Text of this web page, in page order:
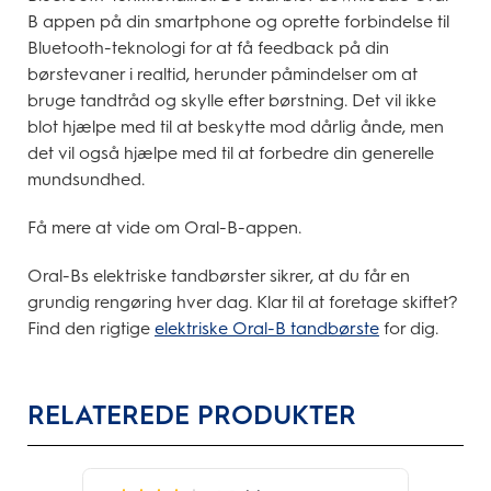
B appen på din smartphone og oprette forbindelse til
Bluetooth-teknologi for at få feedback på din
børstevaner i realtid, herunder påmindelser om at
bruge tandtråd og skylle efter børstning. Det vil ikke
blot hjælpe med til at beskytte mod dårlig ånde, men
det vil også hjælpe med til at forbedre din generelle
mundsundhed.
Få mere at vide om Oral-B-appen.
Oral-Bs elektriske tandbørster sikrer, at du får en
grundig rengøring hver dag. Klar til at foretage skiftet?
Find den rigtige elektriske Oral-B tandbørste for dig.
RELATEREDE PRODUKTER